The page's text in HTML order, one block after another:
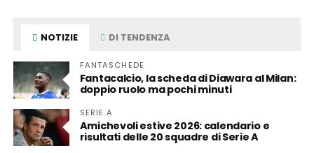
NOTIZIE DI TENDENZA
FANTASCHEDE
Fantacalcio, la scheda di Diawara al Milan:
doppio ruolo ma pochi minuti
SERIE A
Amichevoli estive 2026: calendario e
risultati delle 20 squadre di Serie A